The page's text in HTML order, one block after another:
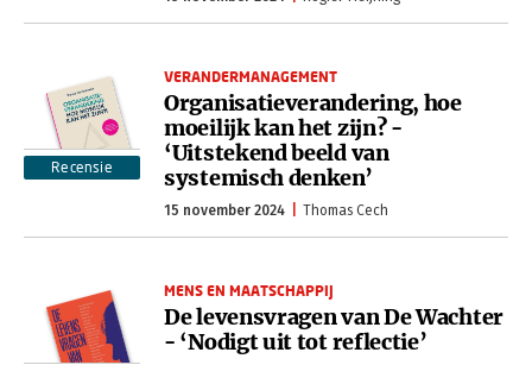
Recensie
VERANDERMANAGEMENT
Organisatieverandering, hoe
moeilijk kan het zijn? -
‘Uitstekend beeld van
systemisch denken’
15 november 2024 Thomas Cech
MENS EN MAATSCHAPPIJ
De levensvragen van De Wachter
- ‘Nodigt uit tot reflectie’